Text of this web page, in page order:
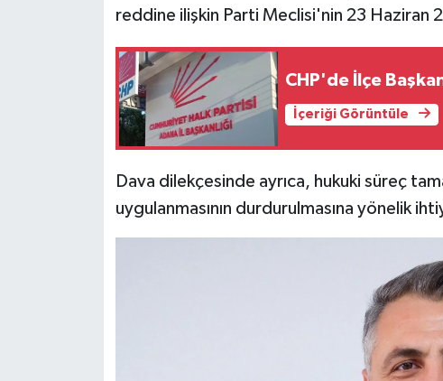
reddine ilişkin Parti Meclisi'nin 23 Haziran
CHP'de İlçe
İçeriği Görüntüle
Dava dilekçesinde ayrıca, hukuki süreç
uygulanmasının durdurulmasına yönelik